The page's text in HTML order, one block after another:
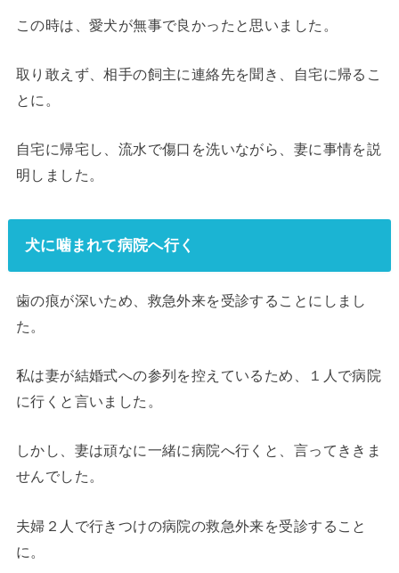
この時は、愛犬が無事で良かったと思いました。
取り敢えず、相手の飼主に連絡先を聞き、自宅に帰るこ
とに。
自宅に帰宅し、流水で傷口を洗いながら、妻に事情を説
明しました。
犬に噛まれて病院へ行く
歯の痕が深いため、救急外来を受診することにしまし
た。
私は妻が結婚式への参列を控えているため、１人で病院
に行くと言いました。
しかし、妻は頑なに一緒に病院へ行くと、言ってききま
せんでした。
夫婦２人で行きつけの病院の救急外来を受診すること
に。